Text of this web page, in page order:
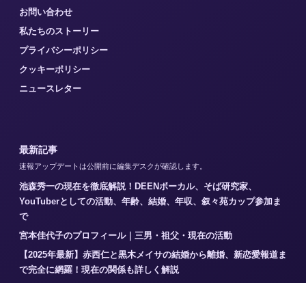
お問い合わせ
私たちのストーリー
プライバシーポリシー
クッキーポリシー
ニュースレター
最新記事
速報アップデートは公開前に編集デスクが確認します。
池森秀一の現在を徹底解説！DEENボーカル、そば研究家、
YouTuberとしての活動、年齢、結婚、年収、叙々苑カップ参加ま
で
宮本佳代子のプロフィール｜三男・祖父・現在の活動
【2025年最新】赤西仁と黒木メイサの結婚から離婚、新恋愛報道ま
で完全に網羅！現在の関係も詳しく解説